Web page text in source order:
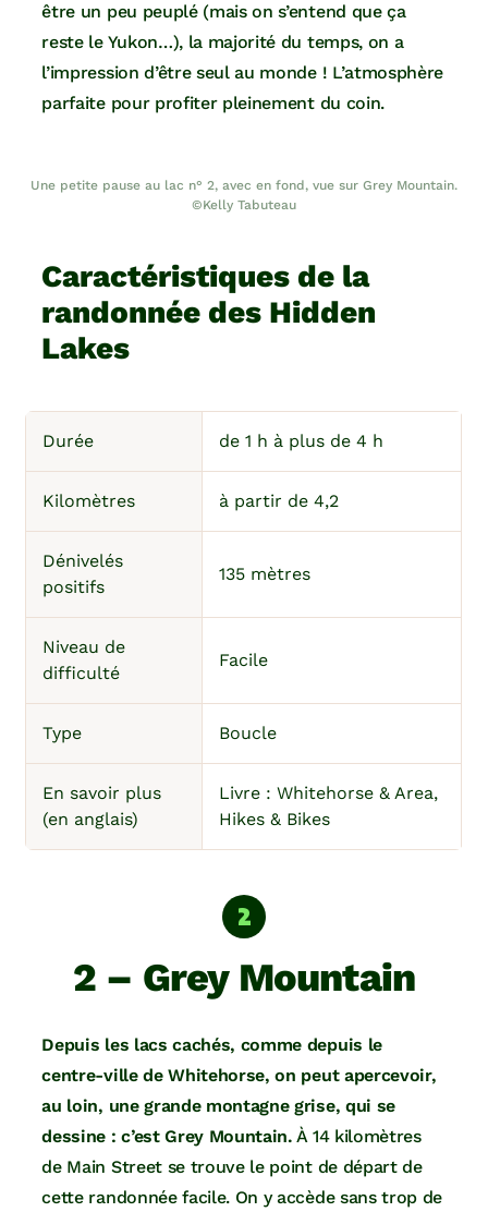
être un peu peuplé (mais on s’entend que ça
reste le Yukon…), la majorité du temps, on a
l’impression d’être seul au monde ! L’atmosphère
parfaite pour profiter pleinement du coin.
Une petite pause au lac n° 2, avec en fond, vue sur Grey Mountain.
©Kelly Tabuteau
Caractéristiques de la
randonnée des Hidden
Lakes
Durée de 1 h à plus de 4 h
Kilomètres à partir de 4,2
Dénivelés
positifs
135 mètres
Niveau de
difficulté
Facile
Type Boucle
En savoir plus
(en anglais)
Livre : Whitehorse & Area,
Hikes & Bikes
2 – Grey Mountain
Depuis les lacs cachés, comme depuis le
centre-ville de Whitehorse, on peut apercevoir,
au loin, une grande montagne grise, qui se
dessine : c’est Grey Mountain. À 14 kilomètres
de Main Street se trouve le point de départ de
cette randonnée facile. On y accède sans trop de